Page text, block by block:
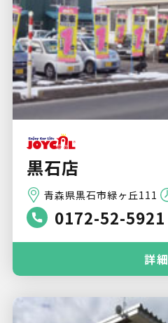
黒石店
青森県黒石市緑ヶ丘111
0172-52-5921
詳細